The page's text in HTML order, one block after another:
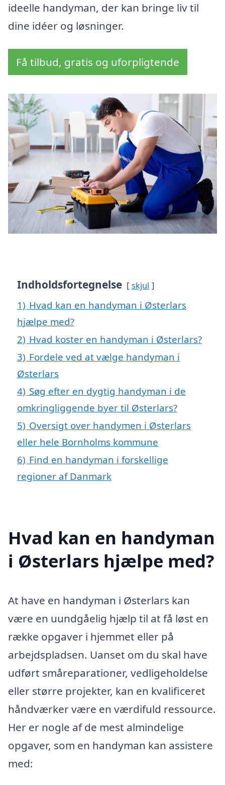
ideelle handyman, der kan bringe liv til
dine idéer og løsninger.
Få tilbud, gratis og uforpligtende
Indholdsfortegnelse skjul
1) Hvad kan en handyman i Østerlars
hjælpe med?
2) Hvad koster en handyman i Østerlars?
3) Fordele ved at vælge handyman i
Østerlars
4) Søg efter en dygtig handyman i de
omkringliggende byer til Østerlars?
5) Oversigt over handymen i Østerlars
eller hele Bornholms kommune
6) Find en handyman i forskellige
regioner af Danmark
Hvad kan en handyman
i Østerlars hjælpe med?
At have en handyman i Østerlars kan
være en uundgåelig hjælp til at få løst en
række opgaver i hjemmet eller på
arbejdspladsen. Uanset om du skal have
udført småreparationer, vedligeholdelse
eller større projekter, kan en kvalificeret
håndværker være en værdifuld ressource.
Her er nogle af de mest almindelige
opgaver, som en handyman kan assistere
med: